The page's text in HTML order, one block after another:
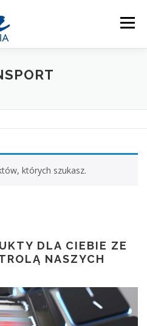
Menu
SKLEP DRUKARNIA
których szukasz.
DLA CIEBIE ZE
NASZYCH